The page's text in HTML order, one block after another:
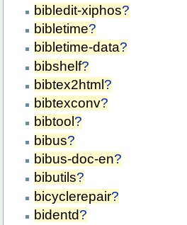
bibledit-xiphos?
bibletime?
bibletime-data?
bibshelf?
bibtex2html ?
bibtexconv?
bibtool ?
bibus?
bibus-doc-en?
bibutils?
bicyclerepair?
bidentd?